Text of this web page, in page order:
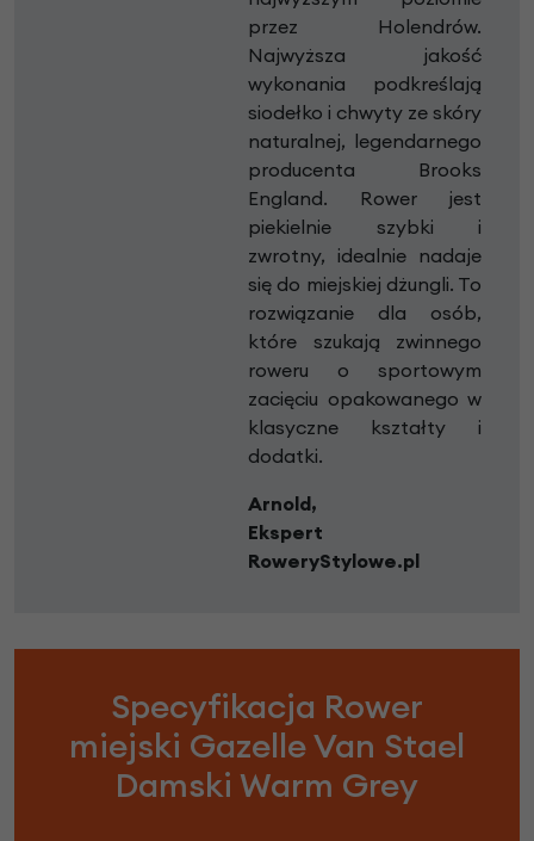
przez Holendrów.
Najwyższa jakość
wykonania podkreślają
siodełko i chwyty ze skóry
naturalnej, legendarnego
producenta Brooks
England. Rower jest
piekielnie szybki i
zwrotny, idealnie nadaje
się do miejskiej dżungli. To
rozwiązanie dla osób,
które szukają zwinnego
roweru o sportowym
zacięciu opakowanego w
klasyczne kształty i
dodatki.
Arnold,
Ekspert
RoweryStylowe.pl
Specyfikacja Rower
miejski Gazelle Van Stael
Damski Warm Grey